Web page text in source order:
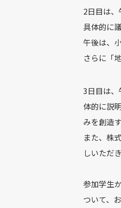
2日目は
具体的に
午後は、
さらに「
3日目は、
体的に説
みを創造
また、株
しいただ
参加学生
ついて、